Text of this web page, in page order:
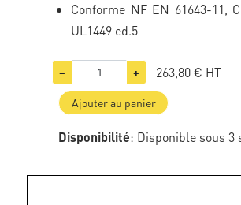
Conforme NF EN 61643-11,
UL1449 ed.5
− + 263,80 € HT
Ajouter au panier
Disponibilité: Disponible sous 3